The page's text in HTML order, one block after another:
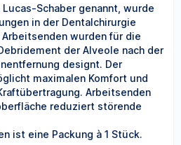
Schaber genannt, wurde
in der Dentalchirurgie
wurden für die
der Alveole nach der
designt. Der
maximalen Komfort und
Arbeitsenden
reduziert störende
ist eine Packung à 1 Stück.